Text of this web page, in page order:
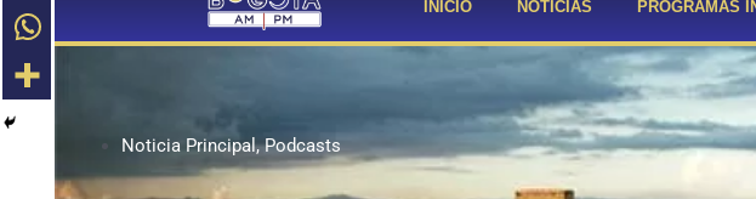
INICIO NOTICIAS PROGRAMAS
Noticia Principal,Podcasts